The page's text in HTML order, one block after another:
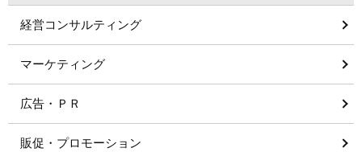
経営コンサルティング
マーケティング
広告・ＰＲ
販促・プロモーション